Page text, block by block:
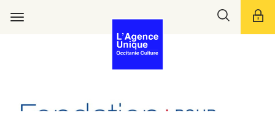
Toggle